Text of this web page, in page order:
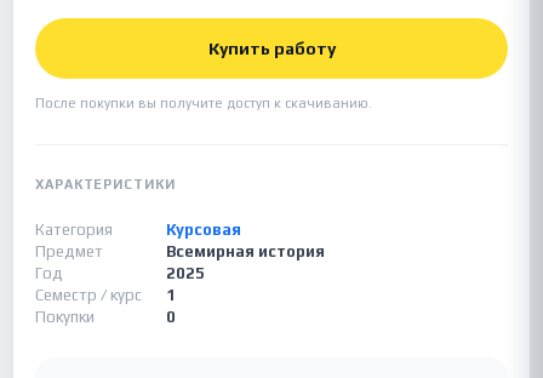
Купить работу
После покупки вы получите доступ к скачиванию.
ХАРАКТЕРИСТИКИ
Категория
Курсовая
Предмет
Всемирная история
Год
2025
Семестр / курс
1
Покупки
0